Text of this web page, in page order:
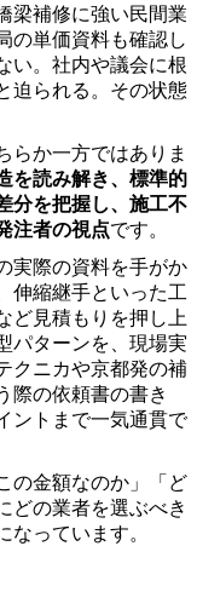
梁補修に強い民間業
の単価資料も確認し
い。社内や議会に根
迫られる。その状態
らか一方ではありま
を読み解き、標準的
分を把握し、施工不
注者の視点です。
実際の資料を手がか
伸縮継手といった工
ど見積もりを押し上
パターンを、現場実
クニカや京都発の補
際の依頼書の書き
ントまで一気通貫で
の金額なのか」「ど
どの業者を選ぶべき
っています。